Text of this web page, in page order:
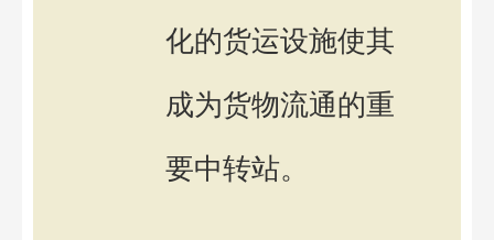
化的货运设施使其
成为货物流通的重
要中转站。